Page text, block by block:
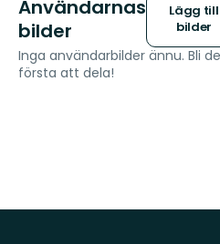
Användarnas
bilder
Lägg till
bilder
Inga användarbilder ännu. Bli
första att dela!